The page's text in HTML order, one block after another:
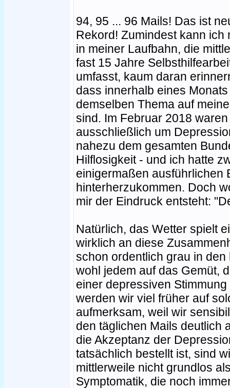
94, 95 ... 96 Mails! Das ist
Rekord! Zumindest kann ich
in meiner Laufbahn, die
fast 15 Jahre
umfasst, kaum daran
dass innerhalb eines
demselben Thema auf
sind. Im Februar 2018
ausschließlich um
nahezu dem gesamten
Hilflosigkeit - und ich hatte
einigermaßen ausführlichen
hinterherzukommen. Doch
mir der Eindruck entsteht:
Natürlich, das Wetter spielt
wirklich an diese
schon ordentlich grau in
wohl jedem auf das Gemüt,
einer depressiven
werden wir viel früher auf
aufmerksam, weil wir
den täglichen Mails deutlich
die Akzeptanz der
tatsächlich bestellt ist, sind
mittlerweile nicht grundlos
Symptomatik, die noch